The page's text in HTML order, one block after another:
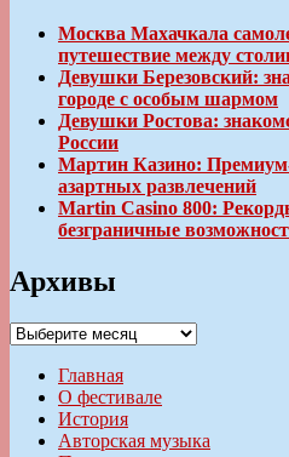
Москва Махачкала
путешествие между
Девушки Березовский:
городе с особым шармом
Девушки Ростова:
России
Мартин Казино:
азартных развлечений
Martin Casino 800:
безграничные
Архивы
Архивы
Главная
О фестивале
История
Авторская музыка